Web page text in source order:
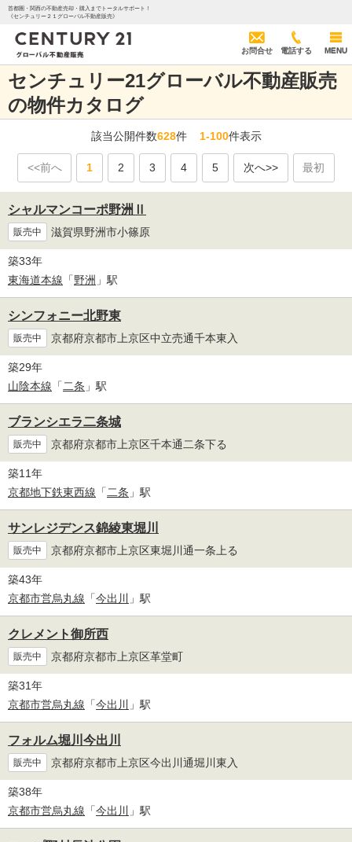
首都圏・関西の不動産売却・購入までトータルサポート！
《センチュリー２１グローバル不動産販売》
お問合せ 電話する MENU
センチュリー21グローバル不動産販売
の物件カタログ
該当公開件数628件1-100件表示
<<前へ 1 2 3 4 5 次へ>> 最初
シャルマンコーポ野洲Ⅱ
販売中 滋賀県野洲市小篠原
築33年
東海道本線 「野洲 」駅
シンフォニー北野東
販売中 京都府京都市上京区中立売通千本東入
築29年
山陰本線 「 二条 」駅
ブランシエラ二条城
販売中 京都府京都市上京区千本通二条下る
築11年
京都地下鉄東西線 「 二条 」駅
サンレジデンス錦綾東堀川
販売中 京都府京都市上京区東堀川通一条上る
築43年
京都市営烏丸線 「今出川 」駅
クレメント御所西
販売中 京都府京都市上京区革堂町
築31年
京都市営烏丸線 「今出川 」駅
フォルム堀川今出川
販売中 京都府京都市上京区今出川通堀川東入
築38年
京都市営烏丸線 「今出川 」駅